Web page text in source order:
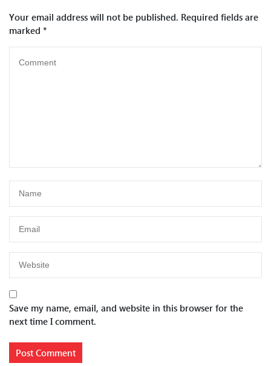
Your email address will not be published. Required fields are
marked *
Save my name, email, and website in this browser for the
next time I comment.